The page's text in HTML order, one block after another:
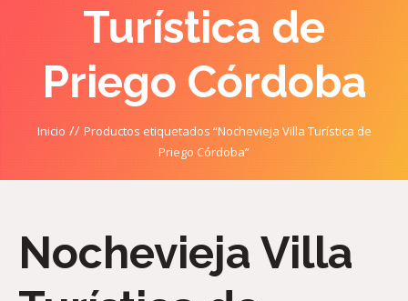
Turística de
Priego Córdoba
Inicio // Productos etiquetados “Nochevieja Villa Turística de
Priego Córdoba”
Nochevieja Villa